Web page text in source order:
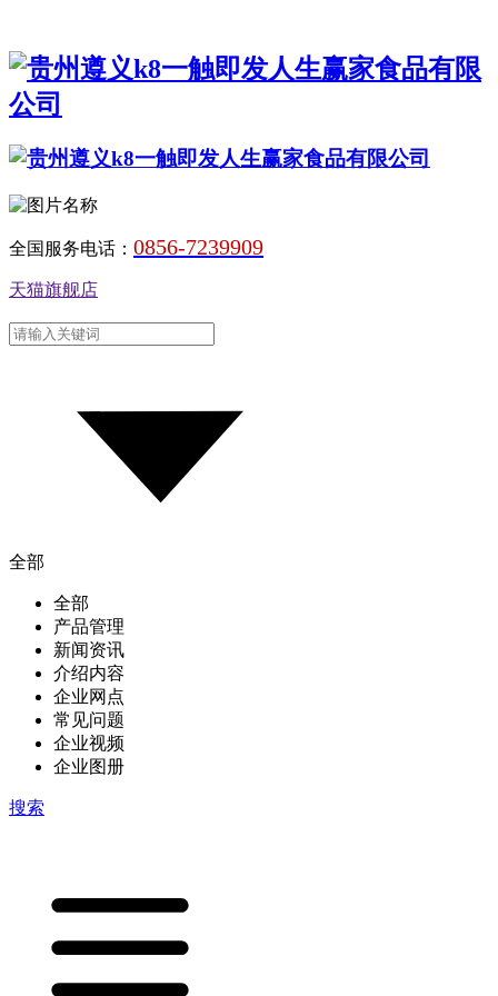
全国服务电话： 0856-7239909
天猫旗舰店
全部
全部
产品管理
新闻资讯
介绍内容
企业网点
常见问题
企业视频
企业图册
搜索